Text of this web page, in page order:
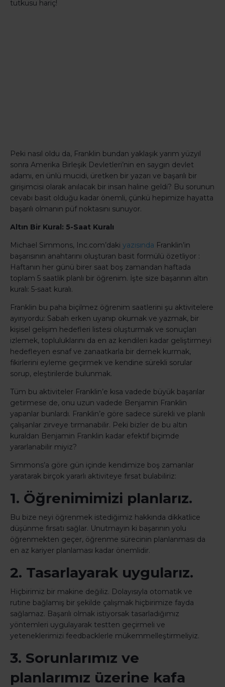
tutkusu hariç!
Peki nasıl oldu da, Franklin bundan yaklaşık yarım yüzyıl
sonra Amerika Birleşik Devletleri’nin en saygın devlet
adamı, en ünlü mucidi, üretken bir yazarı ve başarılı bir
girişimcisi olarak anılacak bir insan haline geldi? Bu sorunun
cevabı basit olduğu kadar önemli, çünkü hepimize hayatta
başarılı olmanın püf noktasını sunuyor.
Altın Bir Kural: 5-Saat Kuralı
Michael Simmons, Inc.com’daki yazısında Franklin’in
başarısının anahtarını oluşturan basit formülü özetliyor :
Haftanın her günü birer saat boş zamandan haftada
toplam 5 saatlik planlı bir öğrenim. İşte size başarının altın
kuralı: 5-saat kuralı.
Franklin bu paha biçilmez öğrenim saatlerini şu aktivitelere
ayırıyordu: Sabah erken uyanıp okumak ve yazmak, bir
kişisel gelişim hedefleri listesi oluşturmak ve sonuçları
izlemek, topluluklarını da en az kendileri kadar geliştirmeyi
hedefleyen esnaf ve zanaatkarla bir dernek kurmak,
fikirlerini eyleme geçirmek ve kendine sürekli sorular
sorup, eleştirilerde bulunmak.
Tüm bu aktiviteler Franklin’e kısa vadede büyük başarılar
getirmese de, onu uzun vadede Benjamin Franklin
yapanlar bunlardı. Franklin’e göre sadece sürekli ve planlı
çalışanlar zirveye tırmanabilir. Peki bizler de bu altın
kuraldan Benjamin Franklin kadar efektif biçimde
yararlanabilir miyiz?
Simmons’a göre gün içinde kendimize boş zamanlar
yaratarak birçok yararlı aktiviteye fırsat bulabiliriz:
1. Öğrenimimizi planlarız.
Bu bize neyi öğrenmek istediğimiz hakkında dikkatlice
düşünme fırsatı sağlar. Unutmayın ki başarının yolu
öğrenmekten geçer, öğrenme sürecinin planlanması da
en az kariyer planlaması kadar önemlidir.
2. Tasarlayarak uygularız.
Hiçbirimiz bir makine değiliz. Dolayısıyla otomatik ve
rutine bağlamış bir şekilde çalışmak hiçbirimize fayda
sağlamaz. Başarılı olmak istiyorsak tasarladığımız
yöntemleri uygulayarak testten geçirmeli ve
yeteneklerimizi feedbacklerle mükemmelleştirmeliyiz.
3. Sorunlarımız ve
planlarımız üzerine kafa